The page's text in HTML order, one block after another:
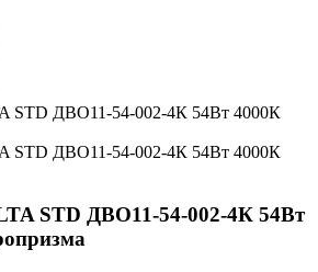
STD ДВО11-54-002-4К 54Вт